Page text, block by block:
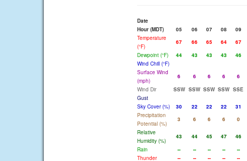
Date
Hour (MDT)
05 06 07 08 09
Temperature
(°F)
67 66 65 64 67
Dewpoint (°F)
44 43 43 43 46
Wind Chill (°F)
Surface Wind
(mph)
6 6 6 6 6
Wind Dir
SSW SSW SSW SSW SSE
Gust
Sky Cover (%)
30 22 22 22 31
Precipitation
Potential (%)
3 6 6 6 0
Relative
Humidity (%)
43 44 45 47 46
Rain
-- -- -- -- --
Thunder
-- -- -- -- --